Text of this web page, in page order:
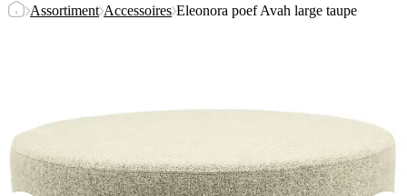
Assortiment Accessoires Eleonora poef Avah large taupe